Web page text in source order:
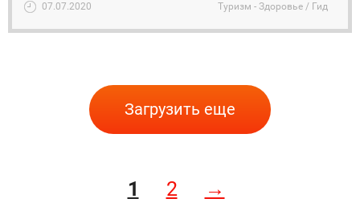
07.07.2020 Туризм - Здоровье / Гид
Загрузить еще
1 2 →